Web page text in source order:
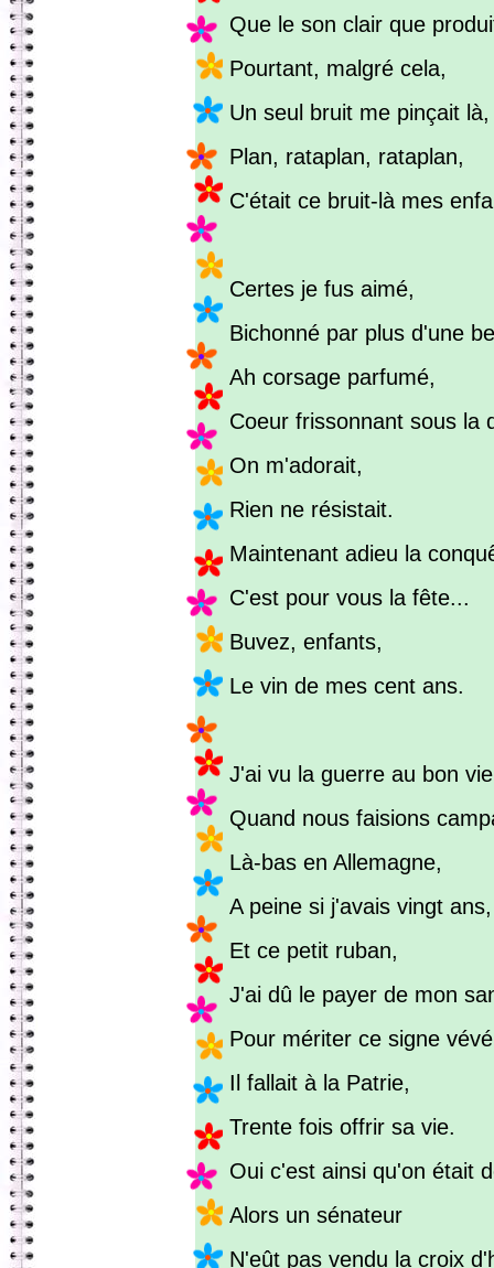
Que le son clair que
Pourtant, malgré cela,
Un seul bruit me pinçait là,
Plan, rataplan, rataplan,
C'était ce bruit-là mes
Certes je fus aimé,
Bichonné par plus d'une
Ah corsage parfumé,
Coeur frissonnant sous la
On m'adorait,
Rien ne résistait.
Maintenant adieu la
C'est pour vous la fête...
Buvez, enfants,
Le vin de mes cent ans.
J'ai vu la guerre au bon
Quand nous faisions
Là-bas en Allemagne,
A peine si j'avais vingt ans,
Et ce petit ruban,
J'ai dû le payer de mon
Pour mériter ce signe
Il fallait à la Patrie,
Trente fois offrir sa vie.
Oui c'est ainsi qu'on était
Alors un sénateur
N'eût pas vendu la croix